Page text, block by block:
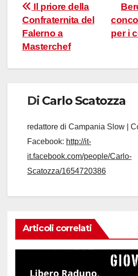
Navigazione
articoli
per i
Il priore della
Confraternita del
Falerno a
Masterchef
Di Carlo Scatozza
redattore di Campania Slow |
Facebook: http://it-
it.facebook.com/people/Carlo-
Scatozza/1654720386
Articoli correlati